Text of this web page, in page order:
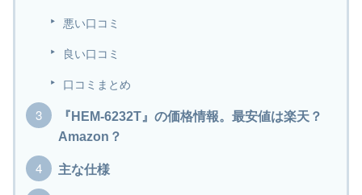
悪い口コミ
良い口コミ
口コミまとめ
『HEM-6232T』の価格情報。最安値は楽天？
Amazon？
主な仕様